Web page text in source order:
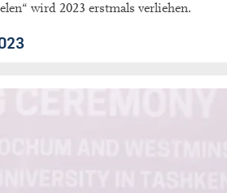
wird 2023 erstmals verliehen.